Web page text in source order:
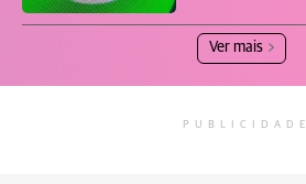
Ver mais
PUBLICIDADE